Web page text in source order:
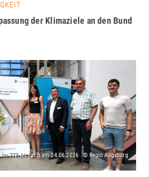
der Klimaziele an den Bund